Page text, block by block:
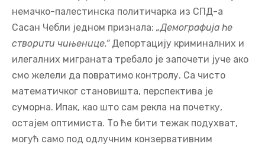
немачко-палестинска политичарка из СПД-а
Сасан Чебли једном признала: „Демографија ће
створити чињенице.“Депортацију криминалних и
илегалних миграната требало је започети јуче ако
смо желели да повратимо контролу. Са чисто
математичког становишта, перспектива је
суморна. Ипак, као што сам рекла на почетку,
остајем оптимиста. То ће бити тежак подухват,
могућ само под одлучним конзервативним